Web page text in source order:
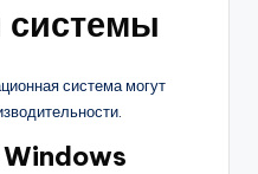
системы
система могут
Windows